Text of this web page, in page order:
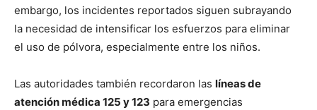
embargo, los incidentes reportados siguen subrayando
la necesidad de intensificar los esfuerzos para eliminar
el uso de pólvora, especialmente entre los niños.
Las autoridades también recordaron las líneas de
atención médica 125 y 123 para emergencias